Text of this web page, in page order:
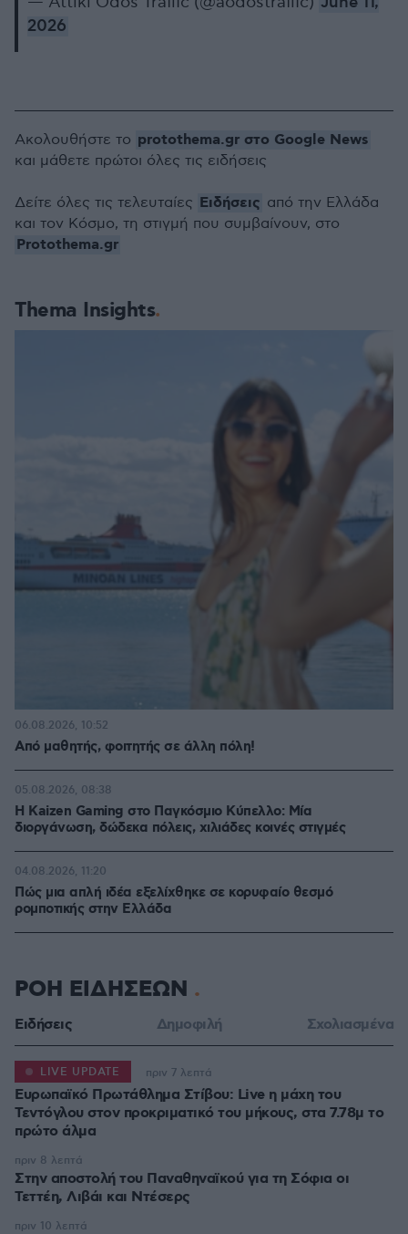
2026
Thema Insights
Από μαθητής, φοιτητής σε άλλη πόλη!
06.08.2026, 10:52
H Kaizen Gaming στο Παγκόσμιο Kύπελλο: Μία
διοργάνωση, δώδεκα πόλεις, χιλιάδες κοινές στιγμές
05.08.2026, 08:38
Πώς μια απλή ιδέα εξελίχθηκε σε κορυφαίο θεσμό
ρομποτικής στην Ελλάδα
04.08.2026, 11:20
Ακολουθήστε το protothema.gr στο Google News
και μάθετε πρώτοι όλες τις ειδήσεις
Δείτε όλες τις τελευταίες Ειδήσεις από την Ελλάδα
και τον Κόσμο, τη στιγμή που συμβαίνουν, στο
Protothema.gr
ΡΟΗ ΕΙΔΗΣΕΩΝ
Ειδήσεις Δημοφιλή Σχολιασμένα
Ευρωπαϊκό Πρωτάθλημα Στίβου: Live η μάχη του
Τεντόγλου στον προκριματικό του μήκους, στα 7.78μ το
πρώτο άλμα
LIVE UPDATE πριν 7 λεπτά
Στην αποστολή του Παναθηναϊκού για τη Σόφια οι
Τεττέη, Λιβάι και Ντέσερς
πριν 8 λεπτά
πριν 10 λεπτά